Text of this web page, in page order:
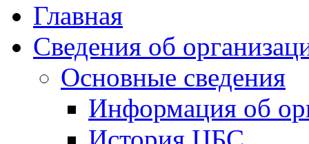
Главная
Сведения об
Основные сведения
Информация об